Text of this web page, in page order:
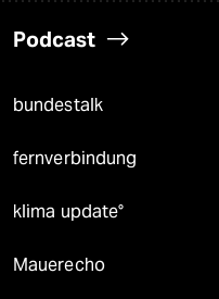
Podcast
bundestalk
fernverbindung
klima update°
Mauerecho